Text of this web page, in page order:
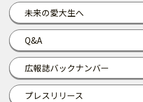
未来の愛大生へ
Q&A
広報誌バックナンバー
プレスリリース